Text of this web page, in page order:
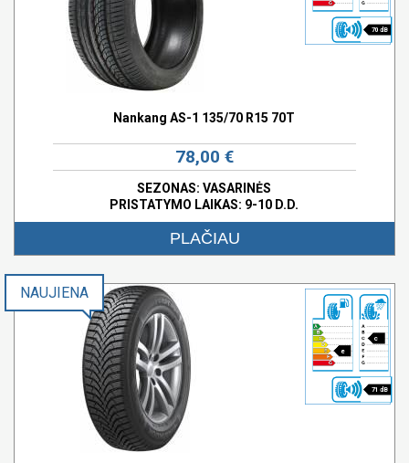
70 dB
Nankang AS-1 135/70 R15 70T
78,00 €
SEZONAS: VASARINĖS
PRISTATYMO LAIKAS: 9-10 D.D.
PLAČIAU
e
c
71 dB
NAUJIENA